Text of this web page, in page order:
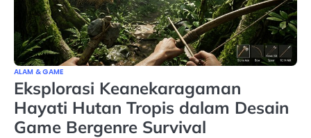
ALAM & GAME
Eksplorasi Keanekaragaman
Hayati Hutan Tropis dalam Desain
Game Bergenre Survival